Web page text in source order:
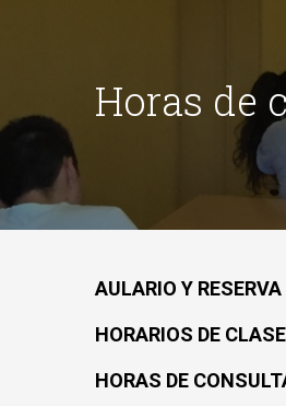
Horas de
AULARIO Y
HORARIOS DE CLASE
HORAS DE